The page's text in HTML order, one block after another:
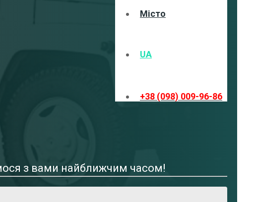
Місто
UA
+38 (098) 009-96-86
з вами найближчим часом!